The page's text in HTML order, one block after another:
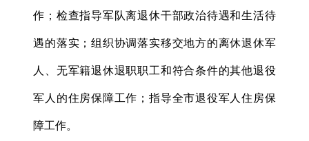
作；检查指导军队离退休干部政治待遇和生活待
遇的落实；组织协调落实移交地方的离休退休军
人、无军籍退休退职职工和符合条件的其他退役
军人的住房保障工作；指导全市退役军人住房保
障工作。